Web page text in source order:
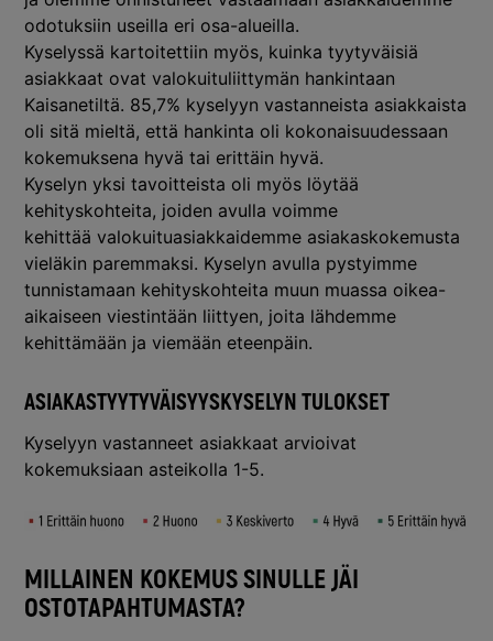
odotuksiin useilla eri osa-alueilla.
Kyselyssä kartoitettiin myös, kuinka tyytyväisiä
asiakkaat ovat valokuituliittymän hankintaan
Kaisanetiltä. 85,7% kyselyyn vastanneista asiakkaista
oli sitä mieltä, että hankinta oli kokonaisuudessaan
kokemuksena hyvä tai erittäin hyvä.
Kyselyn yksi tavoitteista oli myös löytää
kehityskohteita, joiden avulla voimme
kehittää valokuituasiakkaidemme asiakaskokemusta
vieläkin paremmaksi. Kyselyn avulla pystyimme
tunnistamaan kehityskohteita muun muassa oikea-
aikaiseen viestintään liittyen, joita lähdemme
kehittämään ja viemään eteenpäin.
ASIAKASTYYTYVÄISYYSKYSELYN TULOKSET
Kyselyyn vastanneet asiakkaat arvioivat
kokemuksiaan asteikolla 1-5.
MILLAINEN KOKEMUS SINULLE JÄI
OSTOTAPAHTUMASTA?